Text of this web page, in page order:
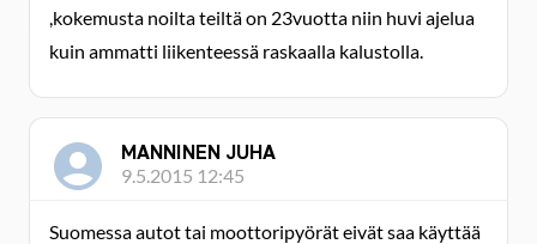
,kokemusta noilta teiltä on 23vuotta niin huvi ajelua
kuin ammatti liikenteessä raskaalla kalustolla.
MANNINEN JUHA
9.5.2015 12:45
Suomessa autot tai moottoripyörät eivät saa käyttää